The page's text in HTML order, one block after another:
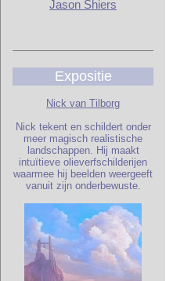
Jason Shiers
Expositie
Nick van Tilborg
Nick tekent en schildert onder
meer magisch realistische
landschappen. Hij maakt
intuïtieve olieverfschilderijen
waarmee hij beelden weergeeft
vanuit zijn onderbewuste.